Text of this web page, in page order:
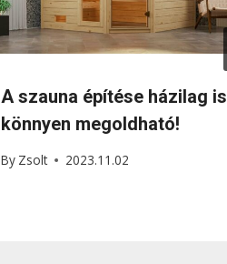
A szauna építése házilag is
könnyen megoldható!
By Zsolt 2023.11.02